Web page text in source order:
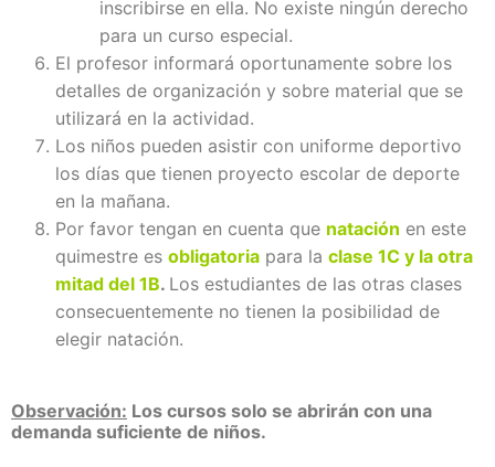
inscribirse en ella. No existe ningún derecho
para un curso especial.
El profesor informará oportunamente sobre los
detalles de organización y sobre material que se
utilizará en la actividad.
Los niños pueden asistir con uniforme deportivo
los días que tienen proyecto escolar de deporte
en la mañana.
Por favor tengan en cuenta que natación en este
quimestre es obligatoria para la clase 1C y la otra
mitad del 1B. Los estudiantes de las otras clases
consecuentemente no tienen la posibilidad de
elegir natación.
Observación: Los cursos solo se abrirán con una
demanda suficiente de niños.